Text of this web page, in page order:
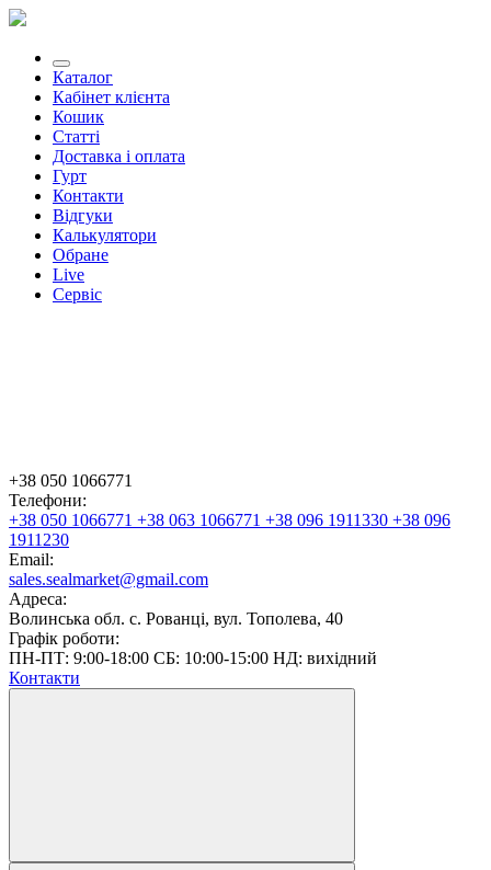
Каталог
Кабінет клієнта
Кошик
Статті
Доставка і оплата
Гурт
Контакти
Відгуки
Калькулятори
Обране
Live
Сервіс
+38 050 1066771
Телефони:
+38 050 1066771 +38 063 1066771 +38 096 1911330 +38 096
1911230
Email:
sales.sealmarket@gmail.com
Адреса:
Волинська обл. с. Рованці, вул. Тополева, 40
Графік роботи:
ПН-ПТ: 9:00-18:00 СБ: 10:00-15:00 НД: вихідний
Контакти